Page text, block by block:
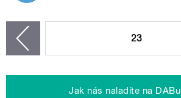
23
Jak nás naladíte na DABu